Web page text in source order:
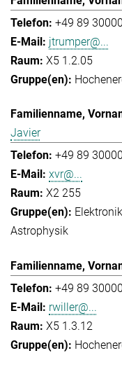
+49 89
jtrumper@...
X5 1.2.05
Javier
+49 89
xvr@...
X2 255
Astrophysik
+49 89
rwiller@...
X5 1.3.12